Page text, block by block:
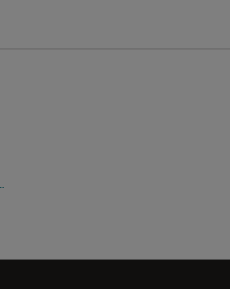
Halt in Olbia, Italien